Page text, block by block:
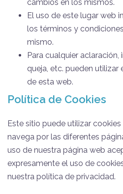
cambios en los mismos.
El uso de este lugar web
los términos y
mismo.
Para cualquier aclaración,
queja, etc. pueden utilizar
de esta web.
Política de Cookies
Este sitio puede utilizar
navega por las diferentes
uso de nuestra página web
expresamente el uso de
nuestra política de privacidad.